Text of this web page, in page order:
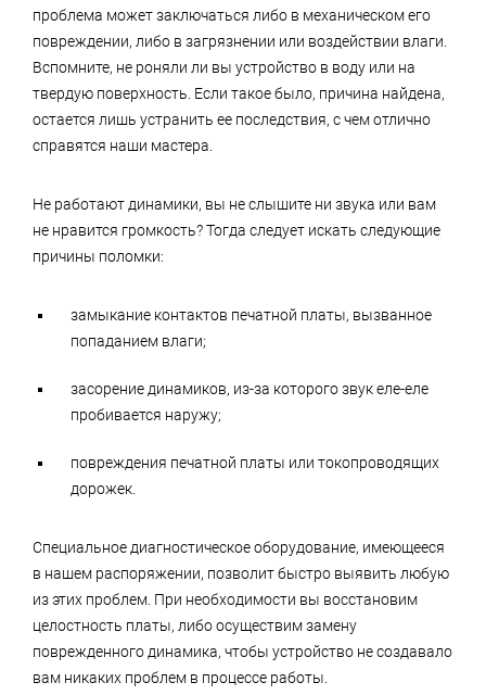
проблема может заключаться либо в механическом его
повреждении, либо в загрязнении или воздействии влаги.
Вспомните, не роняли ли вы устройство в воду или на
твердую поверхность. Если такое было, причина найдена,
остается лишь устранить ее последствия, с чем отлично
справятся наши мастера.
Не работают динамики, вы не слышите ни звука или вам
не нравится громкость? Тогда следует искать следующие
причины поломки:
замыкание контактов печатной платы, вызванное
попаданием влаги;
засорение динамиков, из-за которого звук еле-еле
пробивается наружу;
повреждения печатной платы или токопроводящих
дорожек.
Специальное диагностическое оборудование, имеющееся
в нашем распоряжении, позволит быстро выявить любую
из этих проблем. При необходимости вы восстановим
целостность платы, либо осуществим замену
поврежденного динамика, чтобы устройство не создавало
вам никаких проблем в процессе работы.